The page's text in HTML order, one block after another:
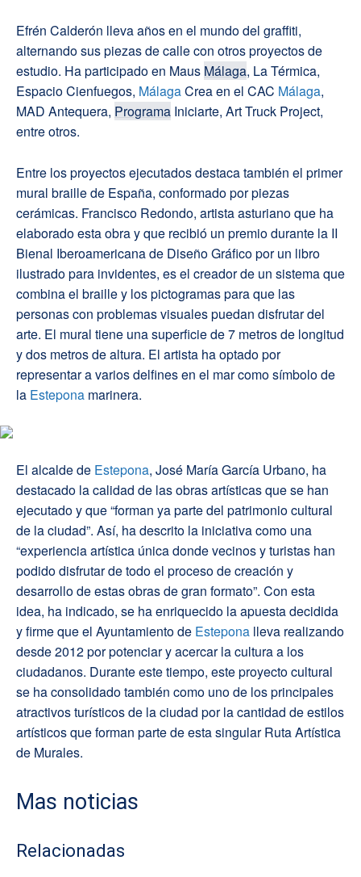
Efrén Calderón lleva años en el mundo del graffiti,
alternando sus piezas de calle con otros proyectos de
estudio. Ha participado en Maus Málaga, La Térmica,
Espacio Cienfuegos, MálagaCrea en el CAC Málaga,
MAD Antequera, Programa Iniciarte, Art Truck Project,
entre otros.
Entre los proyectos ejecutados destaca también el primer
mural braille de España, conformado por piezas
cerámicas. Francisco Redondo, artista asturiano que ha
elaborado esta obra y que recibió un premio durante la II
Bienal Iberoamericana de Diseño Gráfico por un libro
ilustrado para invidentes, es el creador de un sistema que
combina el braille y los pictogramas para que las
personas con problemas visuales puedan disfrutar del
arte. El mural tiene una superficie de 7 metros de longitud
y dos metros de altura. El artista ha optado por
representar a varios delfines en el mar como símbolo de
la Estepona marinera.
El alcalde de Estepona, José María García Urbano, ha
destacado la calidad de las obras artísticas que se han
ejecutado y que “forman ya parte del patrimonio cultural
de la ciudad”. Así, ha descrito la iniciativa como una
“experiencia artística única donde vecinos y turistas han
podido disfrutar de todo el proceso de creación y
desarrollo de estas obras de gran formato”. Con esta
idea, ha indicado, se ha enriquecido la apuesta decidida
y firme que el Ayuntamiento de Estepona lleva realizando
desde 2012 por potenciar y acercar la cultura a los
ciudadanos. Durante este tiempo, este proyecto cultural
se ha consolidado también como uno de los principales
atractivos turísticos de la ciudad por la cantidad de estilos
artísticos que forman parte de esta singular Ruta Artística
de Murales.
Mas noticias
Relacionadas